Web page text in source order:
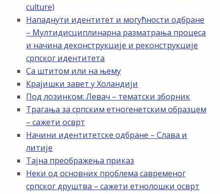
culture)
Нападнути идентитет и могућности одбране
– Мултидисциплинарна разматрања процеса
и начина деконструкције и реконструкције
српског идентитета
Са штитом или на њему
Крајишки завет у Холандији
Под лозинком: Левач – тематски зборник
Трагања за српским етногенетским образцем
– сажети осврт
Начини идентитетске одбране – Слава и
литије
Тајна преображења приказ
Неки од основних проблема савременог
српског друштва – сажети етнолошки осврт